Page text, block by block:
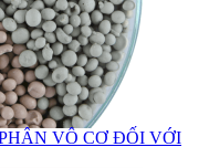
VÔ CƠ ĐỐI VỚI